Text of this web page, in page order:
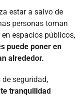
estar a salvo de
personas toman
espacios públicos,
puede poner en
alrededor.
seguridad,
tranquilidad